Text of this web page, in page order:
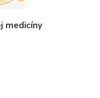
medicíny